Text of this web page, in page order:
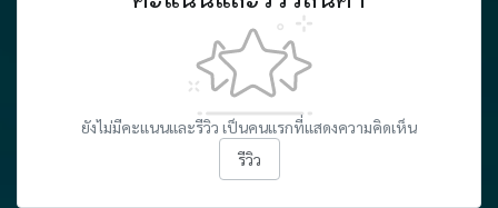
ยังไม่มีคะแนนและรีวิว เป็นคนแรกที่แสดงความคิดเห็น
รีวิว